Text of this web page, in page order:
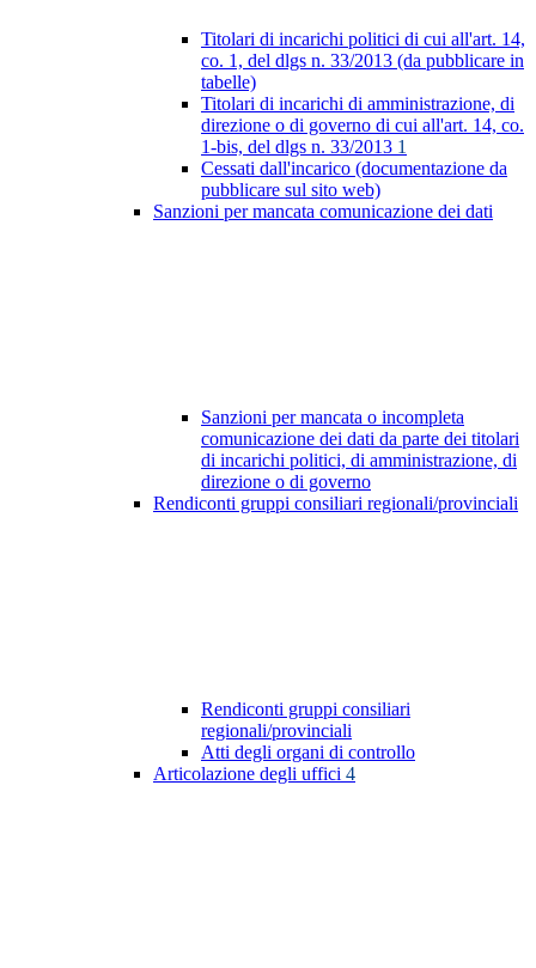
Titolari di incarichi politici di cui all'art. 14,
co. 1, del dlgs n. 33/2013 (da pubblicare in
tabelle)
Titolari di incarichi di amministrazione, di
direzione o di governo di cui all'art. 14, co.
1-bis, del dlgs n. 33/2013 1
Cessati dall'incarico (documentazione da
pubblicare sul sito web)
Sanzioni per mancata comunicazione dei dati
Sanzioni per mancata o incompleta
comunicazione dei dati da parte dei titolari
di incarichi politici, di amministrazione, di
direzione o di governo
Rendiconti gruppi consiliari regionali/provinciali
Rendiconti gruppi consiliari
regionali/provinciali
Atti degli organi di controllo
Articolazione degli uffici 4